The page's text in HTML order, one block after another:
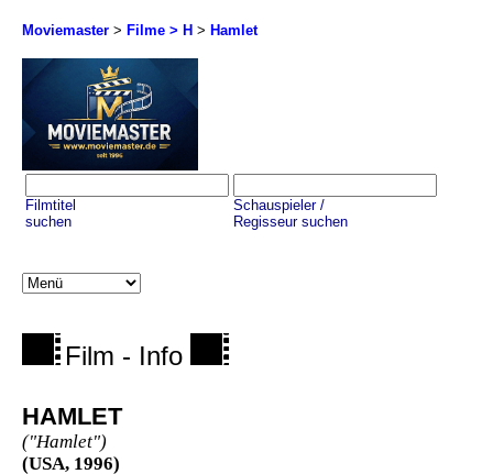
Moviemaster > Filme > H > Hamlet
Filmtitel
suchen
Schauspieler /
Regisseur suchen
Film - Info
HAMLET
("Hamlet")
(USA, 1996)